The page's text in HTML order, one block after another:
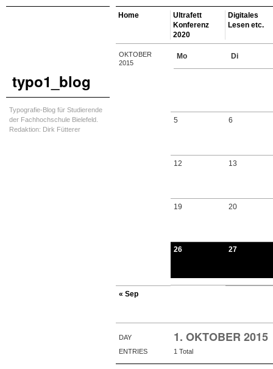
typo1_blog
Typografie-Blog für Studierende
der Fachhochschule Bielefeld.
Redaktion: Dirk Fütterer
Home
Ultrafett
Konferenz
2020
Digitales
Lesen etc.
OKTOBER
2015
Mo Di
« Sep
5 6
12 13
19 20
26 27
DAY 1. OKTOBER 2015
ENTRIES 1 Total